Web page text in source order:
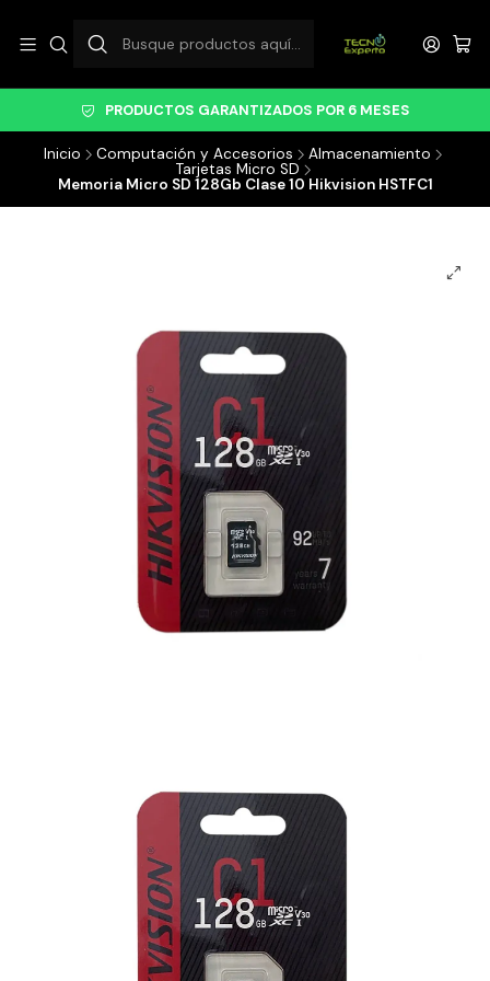
PRODUCTOS GARANTIZADOS POR 6 MESES
Inicio Computación y Accesorios
Almacenamiento
Tarjetas Micro SD
Memoria Micro SD 128Gb Clase 10 Hikvision HSTFC1